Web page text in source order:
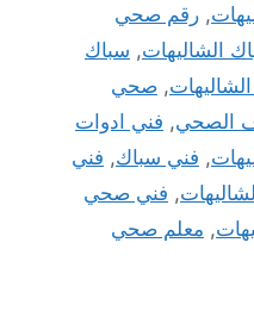
, رقم صحي
الشاليهات, سباك
, صحي
الصحي, فني ادوات
, فني سباك, فني
, فني صحي
, معلم صحي